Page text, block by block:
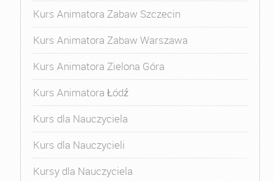
Kurs Animatora Zabaw Szczecin
Kurs Animatora Zabaw Warszawa
Kurs Animatora Zielona Góra
Kurs Animatora Łódź
Kurs dla Nauczyciela
Kurs dla Nauczycieli
Kursy dla Nauczyciela